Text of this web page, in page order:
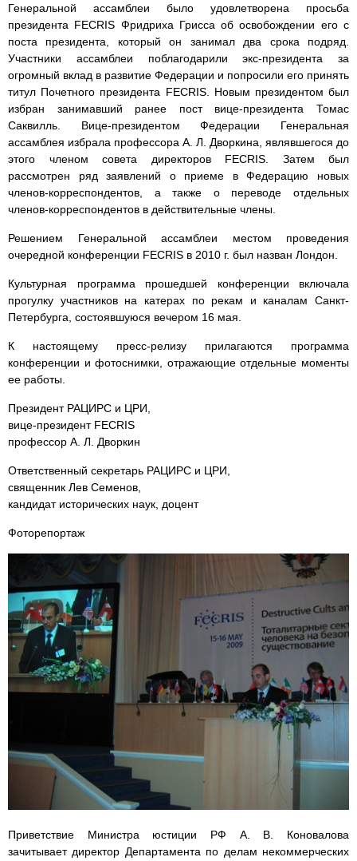
Генеральной ассамблеи было удовлетворена просьба
президента FECRIS Фридриха Грисса об освобождении его с
поста президента, который он занимал два срока подряд.
Участники ассамблеи поблагодарили экс-президента за
огромный вклад в развитие Федерации и попросили его принять
титул Почетного президента FECRIS. Новым президентом был
избран занимавший ранее пост вице-президента Томас
Саквилль. Вице-президентом Федерации Генеральная
ассамблея избрала профессора А. Л. Дворкина, являвшегося до
этого членом совета директоров FECRIS. Затем был
рассмотрен ряд заявлений о приеме в Федерацию новых
членов-корреспондентов, а также о переводе отдельных
членов-корреспондентов в действительные члены.
Решением Генеральной ассамблеи местом проведения
очередной конференции FECRIS в 2010 г. был назван Лондон.
Культурная программа прошедшей конференции включала
прогулку участников на катерах по рекам и каналам Санкт-
Петербурга, состоявшуюся вечером 16 мая.
К настоящему пресс-релизу прилагаются программа
конференции и фотоснимки, отражающие отдельные моменты
ее работы.
Президент РАЦИРС и ЦРИ,
вице-президент FECRIS
профессор А. Л. Дворкин
Ответственный секретарь РАЦИРС и ЦРИ,
священник Лев Семенов,
кандидат исторических наук, доцент
Фоторепортаж
Приветствие Министра юстиции РФ А. В. Коновалова
зачитывает директор Департамента по делам некоммерческих